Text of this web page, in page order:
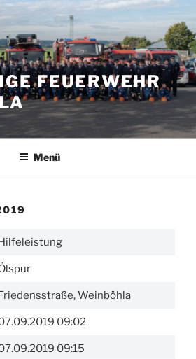
FEUERWEHR
Menü
Weinböhla
09:02
09:15